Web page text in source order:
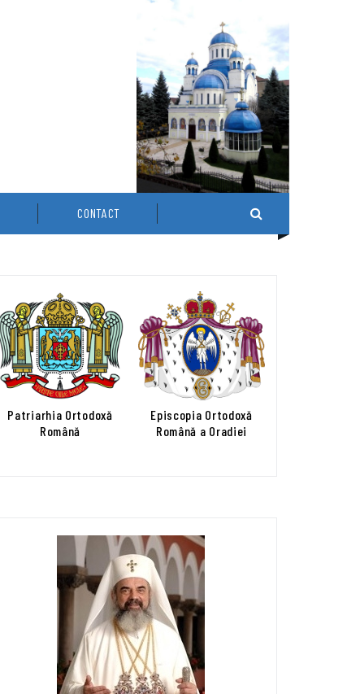
CONTACT
Patriarhia Ortodoxă
Română
Episcopia Ortodoxă
Română a Oradiei